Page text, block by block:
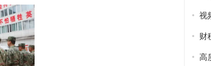
视
财
高